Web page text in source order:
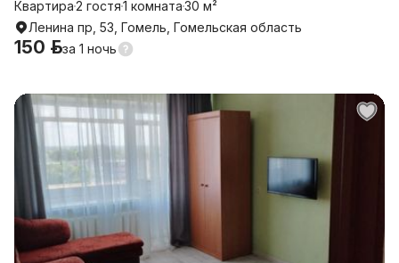
Горячая вода.Вокзал. Нал и безнал для юр лиц.
Квартира2 гостя1 комната30 м²
Ленина пр, 53, Гомель, Гомельская область
150 р.за 1 ночь